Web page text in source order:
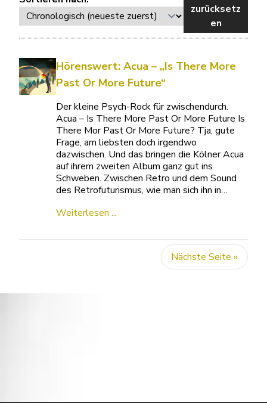
zurücksetz
en
Hörenswert: Acua – „Is There More
Past Or More Future“
Der kleine Psych-Rock für zwischendurch.
Acua – Is There More Past Or More Future Is
There Mor Past Or More Future? Tja, gute
Frage, am liebsten doch irgendwo
dazwischen. Und das bringen die Kölner Acua
auf ihrem zweiten Album ganz gut ins
Schweben. Zwischen Retro und dem Sound
des Retrofuturismus, wie man sich ihn in…
Weiterlesen ...
Nächste Seite »